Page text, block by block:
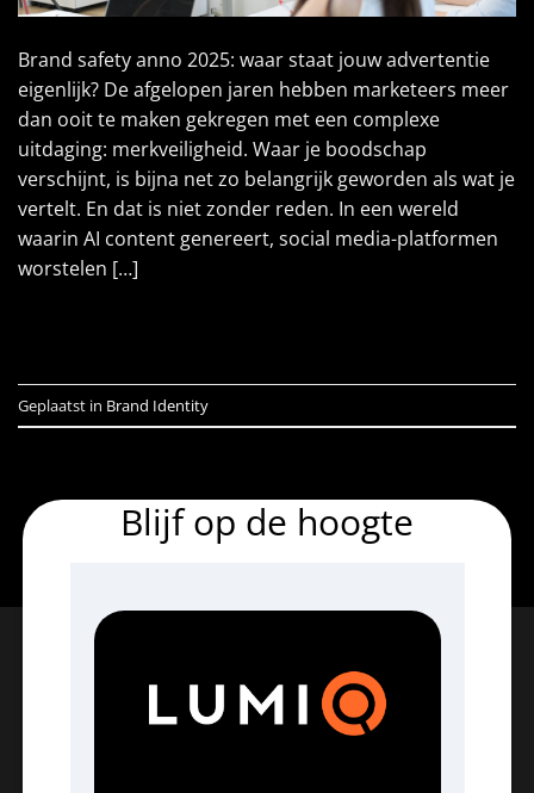
Brand safety anno 2025: waar staat jouw advertentie
eigenlijk? De afgelopen jaren hebben marketeers meer
dan ooit te maken gekregen met een complexe
uitdaging: merkveiligheid. Waar je boodschap
verschijnt, is bijna net zo belangrijk geworden als wat je
vertelt. En dat is niet zonder reden. In een wereld
waarin AI content genereert, social media-platformen
worstelen […]
Geplaatst in Brand Identity
Blijf op de hoogte